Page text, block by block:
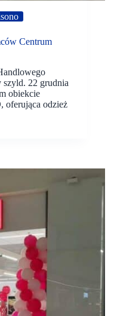
Centrum
szyld. 22 grudnia
obiekcie
oferująca odzież